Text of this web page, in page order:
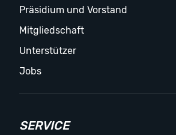
Präsidium und Vorstand
Mitgliedschaft
Unterstützer
Jobs
SERVICE